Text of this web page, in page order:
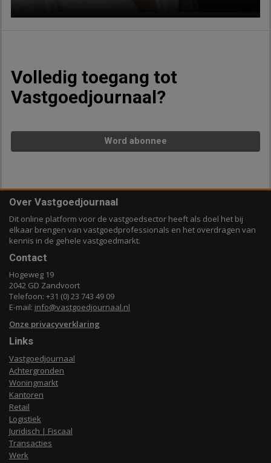
Volledig toegang tot
Vastgoedjournaal?
Word abonnee
Over Vastgoedjournaal
Dit online platform voor de vastgoedsector heeft als doel het bij
elkaar brengen van vastgoedprofessionals en het overdragen van
kennis in de gehele vastgoedmarkt.
Contact
Hogeweg 19
2042 GD Zandvoort
Telefoon: +31 (0) 23 743 49 09
E-mail: info@vastgoedjournaal.nl
Onze privacyverklaring
Links
Vastgoedjournaal
Achtergronden
Woningmarkt
Kantoren
Retail
Logistiek
Juridisch | Fiscaal
Transacties
Werk